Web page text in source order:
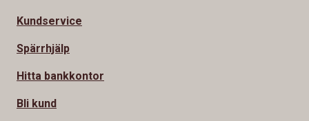
Kundservice
Spärrhjälp
Hitta bankkontor
Bli kund